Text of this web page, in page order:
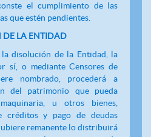
el cumplimiento de las
que estén pendientes.
LA ENTIDAD
disolución de la Entidad, la
sí, o mediante Censores de
nombrado, procederá a
del patrimonio que pueda
u otros bienes,
créditos y pago de deudas
remanente lo distribuirá